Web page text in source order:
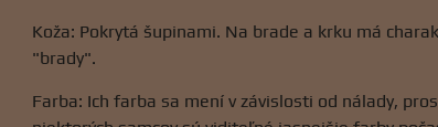
Koža: Pokrytá šupinami. Na brade a krku má
"brady".
Farba: Ich farba sa mení v závislosti od nálady,